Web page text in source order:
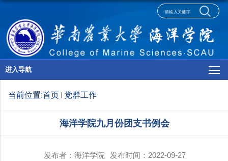
进入导航
当前位置:首页 党群工作
海洋学院九月份团支书例会
发布者：海洋学院 发布时间：2022-09-27